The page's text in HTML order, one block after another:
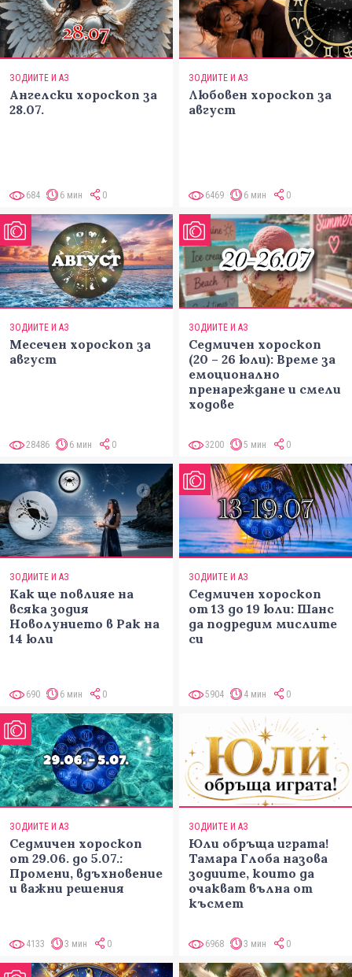
ЗОДИИТЕ И АЗ
Ангелски хороскоп за
28.07.
684 6 мин 0
ЗОДИИТЕ И АЗ
Любовен хороскоп за
август
6469 6 мин 0
ЗОДИИТЕ И АЗ
Месечен хороскоп за
август
28486 6 мин 0
ЗОДИИТЕ И АЗ
Седмичен хороскоп
(20 – 26 юли): Време за
емоционално
пренареждане и смели
ходове
3200 5 мин 0
ЗОДИИТЕ И АЗ
Как ще повлияе на
всяка зодия
Новолунието в Рак на
14 юли
690 6 мин 0
ЗОДИИТЕ И АЗ
Седмичен хороскоп
от 13 до 19 юли: Шанс
да подредим мислите
си
5904 4 мин 0
ЗОДИИТЕ И АЗ
Седмичен хороскоп
от 29.06. до 5.07.:
Промени, вдъхновение
и важни решения
4133 3 мин 0
ЗОДИИТЕ И АЗ
Юли обръща играта!
Тамара Глоба назова
зодиите, които да
очакват вълна от
късмет
6968 3 мин 0